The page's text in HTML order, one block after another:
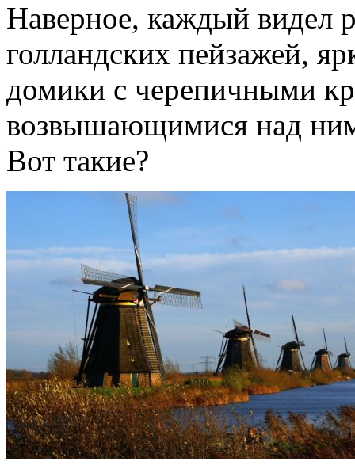
Наверное, каждый видел
голландских пейзажей,
домики с черепичными
возвышающимися над
Вот такие?